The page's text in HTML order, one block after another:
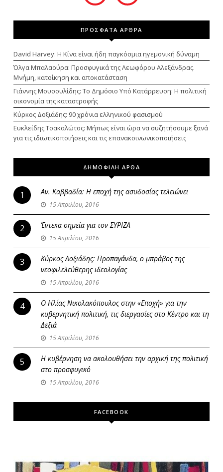
ΠΡΟΣΦΑΤΑ ΑΡΘΡΑ
David Harvey: Η Κίνα είναι ήδη παγκόσμια ηγεμονική δύναμη
Όλγα Μπαλαούρα: Προσφυγικά της Λεωφόρου Αλεξάνδρας.
Μνήμη, κατοίκηση και αποκατάσταση
Γιάννης Μουσουλίδης: Το Δημόσιο Υπό Κατάρρευση: Η πολιτική
οικονομία της καταστροφής
Κύρκος Δοξιάδης: 90 χρόνια ελληνικού φασισμού
Ευκλείδης Τσακαλώτος: Μήπως είναι ώρα να συζητήσουμε ξανά
για τις ιδιωτικοποιήσεις και τις επανακοινωνικοποιήσεις
ΔΗΜΟΦΙΛΗ ΑΡΘΑ
1 Αν. Καββαδία: Η εποχή της ασυδοσίας τελειώνει
15 Απριλίου, 2016
2 Έντεκα σημεία για τον ΣΥΡΙΖΑ
15 Απριλίου, 2016
3
Κύρκος Δοξιάδης: Προπαγάνδα, ο μπράβος της
νεοφιλελεύθερης ιδεολογίας
15 Απριλίου, 2016
4
Ο Ηλίας Νικολακόπουλος στην «Εποχή» για την
κυβερνητική πολιτική, τις διεργασίες στο Κέντρο και τη
Δεξιά
15 Απριλίου, 2016
5
Η κυβέρνηση να ακολουθήσει την αρχική της πολιτική
στο προσφυγικό
15 Απριλίου, 2016
FACEBOOK